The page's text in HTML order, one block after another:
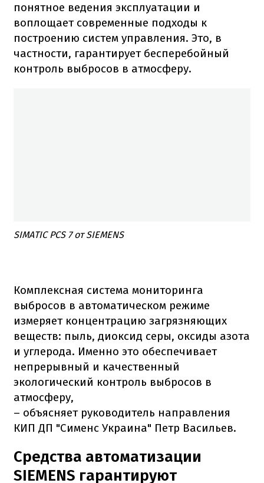
понятное ведения эксплуатации и
воплощает современные подходы к
построению систем управления. Это, в
частности, гарантирует бесперебойный
контроль выбросов в атмосферу.
SIMATIC PCS 7 от SIEMENS
Комплексная система мониторинга
выбросов в автоматическом режиме
измеряет концентрацию загрязняющих
веществ: пыль, диоксид серы, оксиды азота
и углерода. Именно это обеспечивает
непрерывный и качественный
экологический контроль выбросов в
атмосферу,
– объясняет руководитель направления
КИП ДП "Сименс Украина" Петр Васильев.
Средства автоматизации
SIEMENS гарантируют